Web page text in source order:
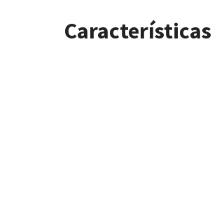
Características